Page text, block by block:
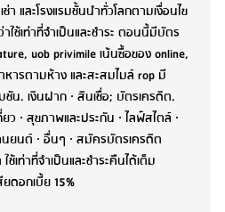
และโรงแรมชั้นนำทั่วโลกตามเงื่อนไข
ใช้เท่าที่จำเป็นและชำระ ตอนนี้มีบัตร
uob privimile เน้นซื้อของ online,
ารตามห้าง และสะสมไมล์ rop มี
ชัน. เงินฝาก · สินเชื่อ; บัตรเครดิต.
ว · สุขภาพและประกัน · ไลฟ์สไตล์ ·
นยนต์ · อื่นๆ · สมัครบัตรเครดิต
ท่าที่จำเป็นและชำระคืนได้เต็ม
ดอกเบี้ย 15%